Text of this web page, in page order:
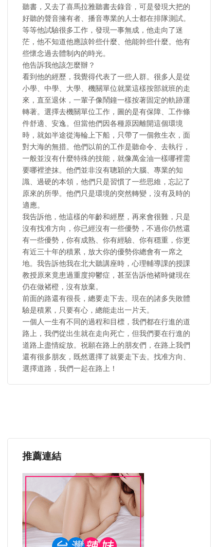
聽書，又去了喜馬拉雅聽書去錄音，可是發現大把的
好聽的聲音擁有者、播音專業的人士都在排隊測試。
等等他試驗很多工作，發現一事無成，他走向了迷
茫，他不知道他應該幹些什麼、他能幹些什麼。他有
些懷念過去體制內的時光。
他告訴我他該怎麼辦？
看到他的經歷，我覺得代表了一些人群。很多人是從
小學、中學、大學、機關單位就業這樣按部就班的走
來，直至退休，一輩子像鬧鐘一樣按著固定的軌跡運
轉著。選擇去機關單位工作，圖的是有保障、工作條
件舒適、安逸。但當他們因各種原因離開這個環境
時，就如半途從海輪上下船，只帶了一個救生衣，面
對大海的無措。他們以前的工作是聽命令、去執行，
一般並沒有什麼特殊的技能，就像萬金油一樣哪裡需
要哪裡塗抹。他們並非沒有聰穎的大腦、專業的知
識、過硬的本領，他們只是習慣了一些思維，忘記了
原來的所學。他們只是環境的突然轉變，沒有及時的
適應。
我告訴他，他這樣的年齡和經歷，再來會很難，只是
沒有找准方向，你已經沒有一些優勢，不過你仍然還
有一些優勢，你有成熟、你有經驗、你有穩重，你更
有近三十年的積累，放大你的優勢你總會有一席之
地。我告訴他我在北大聽講座時，心理輔導課的授課
教授原來竟患過重度抑鬱症，甚至告訴他褚時健現在
仍在做褚橙，沒有放棄。
前面的路還有很長，總要走下去。現在的諸多失敗體
驗是積累，只要有心，總能走出一片天。
一個人一生有不同的過程和目標，我們都在行進的道
路上，我們從出生就在走向死亡，但我們要在行進的
道路上盡情綻放。祝願在路上的朋友們，在路上我們
還有很多朋友，既然選擇了就要走下去。找准方向、
選擇道路，我們一起在路上！
推薦連結